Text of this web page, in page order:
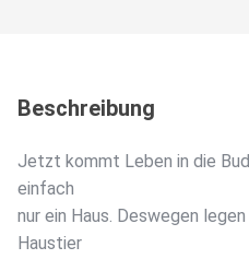
Beschreibung
Jetzt kommt Leben in die
einfach
nur ein Haus. Deswegen
Haustier